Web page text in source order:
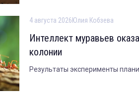
4 августа 2026Юлия Кобзева
Интеллект муравьев
колонии
Результаты эксперименты